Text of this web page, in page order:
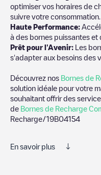
optimiser vos horaires de
suivre votre consommation.
Haute Performance:
à des bornes puissantes et
Prêt pour l'Avenir: Les
s'adapter aux besoins des
Découvrez nos Bornes de
solution idéale pour votre
souhaitant offrir des
de Bornes de Recharge
Recharge/19B04154
En savoir plus